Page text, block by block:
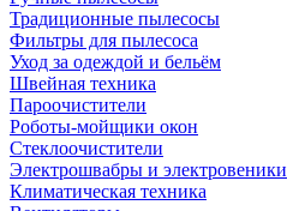
Традиционные пылесосы
Фильтры для пылесоса
Уход за одеждой и бельём
Швейная техника
Пароочистители
Роботы-мойщики окон
Стеклоочистители
Электрошвабры и электровеники
Климатическая техника